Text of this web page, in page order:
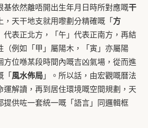
基依然離唔開出生年月日時所對應嘅干
，天干地支就用嚟劃分精確嘅「方
代表正北方，「午」代表正南方，再結
（例如「甲」屬陽木，「寅」亦屬陽
方位喺某段時間內嘅吉凶氣場，從而進
「風水佈局」。所以話，由宏觀嘅曆法
運解讀，再到居住環境嘅空間規劃，天
提供咗一套統一嘅「語言」同邏輯框